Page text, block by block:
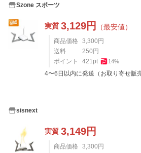
Szone スポーツ
実質 3,129円 （最安値）
商品価格 3,300 円
送料
250 円
ポイント
421pt 14%
4〜6日以内に発送（お取り寄せ販
sisnext
実質 3,149円
商品価格 3,300 円